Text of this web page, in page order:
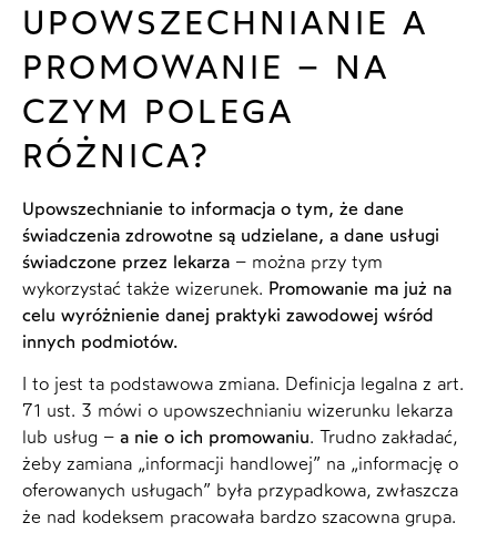
UPOWSZECHNIANIE A
PROMOWANIE – NA
CZYM POLEGA
RÓŻNICA?
Upowszechnianie to informacja o tym, że dane
świadczenia zdrowotne są udzielane, a dane usługi
świadczone przez lekarza – można przy tym
wykorzystać także wizerunek. Promowanie ma już na
celu wyróżnienie danej praktyki zawodowej wśród
innych podmiotów.
I to jest ta podstawowa zmiana. Definicja legalna z art.
71 ust. 3 mówi o upowszechnianiu wizerunku lekarza
lub usług – a nie o ich promowaniu. Trudno zakładać,
żeby zamiana „informacji handlowej” na „informację o
oferowanych usługach” była przypadkowa, zwłaszcza
że nad kodeksem pracowała bardzo szacowna grupa.